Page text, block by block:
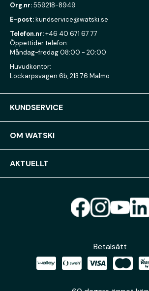
Org.nr:559218-8949
E-post:kundservice@watski.se
Telefon.nr:+46 40 671 67 77
Öppettider telefon:
Måndag-fredag 08:00 - 20:00
Huvudkontor:
Lockarpsvägen 6b, 213 76 Malmö
KUNDSERVICE
OM WATSKI
AKTUELLT
Betalsätt